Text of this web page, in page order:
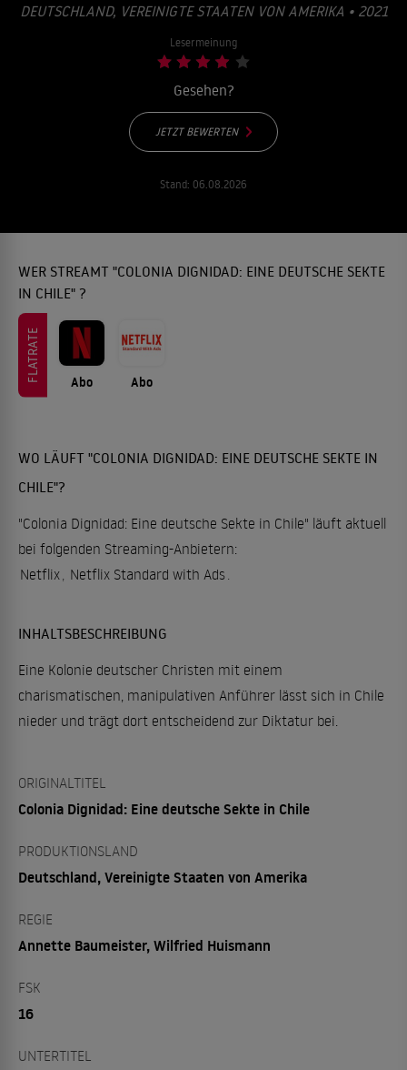
DEUTSCHLAND, VEREINIGTE STAATEN VON AMERIKA • 2021
Lesermeinung
Gesehen?
JETZT BEWERTEN
Stand: 06.08.2026
WER STREAMT "COLONIA DIGNIDAD: EINE DEUTSCHE SEKTE
IN CHILE" ?
FLATRATE Abo Abo
WO LÄUFT "COLONIA DIGNIDAD: EINE DEUTSCHE SEKTE IN
CHILE"?
"Colonia Dignidad: Eine deutsche Sekte in Chile" läuft aktuell
bei folgenden Streaming-Anbietern:
Netflix Netflix Standard with Ads
INHALTSBESCHREIBUNG
Eine Kolonie deutscher Christen mit einem
charismatischen, manipulativen Anführer lässt sich in Chile
nieder und trägt dort entscheidend zur Diktatur bei.
ORIGINALTITEL
Colonia Dignidad: Eine deutsche Sekte in Chile
PRODUKTIONSLAND
Deutschland, Vereinigte Staaten von Amerika
REGIE
Annette Baumeister, Wilfried Huismann
FSK
16
UNTERTITEL